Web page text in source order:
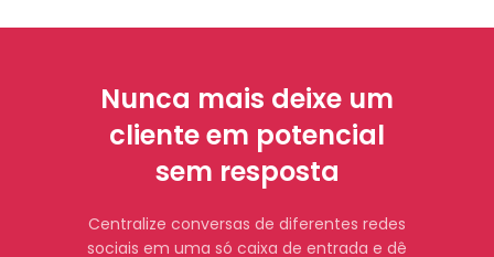
Nunca mais deixe um
cliente em potencial
sem resposta
Centralize conversas de diferentes redes
sociais em uma só caixa de entrada e dê